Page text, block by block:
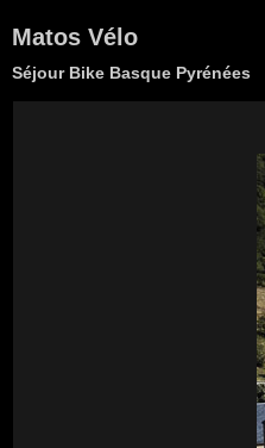
Matos Vélo
Séjour Bike Basque Pyrénées